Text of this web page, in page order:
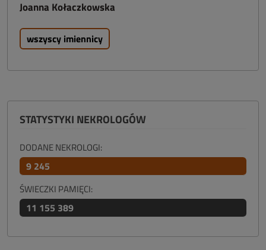
Joanna Kołaczkowska
wszyscy imiennicy
STATYSTYKI NEKROLOGÓW
DODANE NEKROLOGI:
9 245
ŚWIECZKI PAMIĘCI:
11 155 389